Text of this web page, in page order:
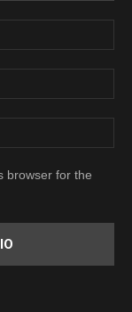
browser for the